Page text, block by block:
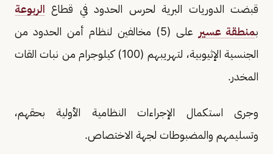
قبضت الدوريات البرية لحرس الحدود في قطاع الربوعة
بمنطقة عسير
على (5) مخالفين لنظام أمن الحدود من
الجنسية الإثيوبية، لتهريبهم (100) كيلوجرام من نبات القات
المخدر.
وجرى استكمال الإجراءات النظامية الأولية بحقهم،
وتسليمهم والمضبوطات لجهة الاختصاص.